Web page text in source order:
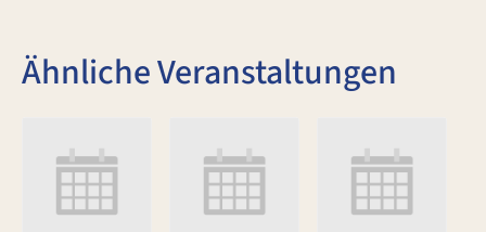
Ähnliche Veranstaltungen